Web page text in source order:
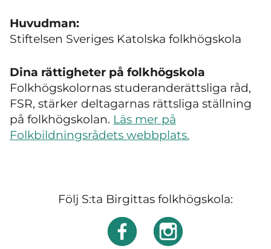
Huvudman:
Stiftelsen Sveriges Katolska folkhögskola
Dina rättigheter på folkhögskola
Folkhögskolornas studeranderättsliga råd,
FSR, stärker deltagarnas rättsliga ställning
på folkhögskolan. Läs mer på
Folkbildningsrådets webbplats.
Följ S:ta Birgittas folkhögskola: